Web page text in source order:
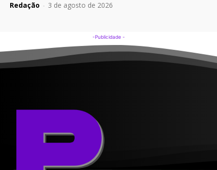
Redação - 3 de agosto de 2026
-Publicidade -